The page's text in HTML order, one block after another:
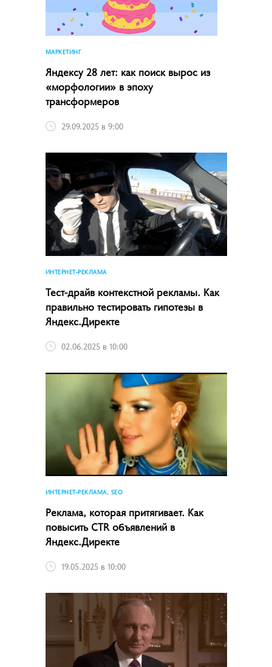
МАРКЕТИНГ
Яндексу 28 лет: как поиск вырос из
«морфологии» в эпоху
трансформеров
29.09.2025 в 9:00
ИНТЕРНЕТ-РЕКЛАМА
Тест-драйв контекстной рекламы. Как
правильно тестировать гипотезы в
Яндекс.Директе
02.06.2025 в 10:00
ИНТЕРНЕТ-РЕКЛАМА, SEO
Реклама, которая притягивает. Как
повысить CTR объявлений в
Яндекс.Директе
19.05.2025 в 10:00